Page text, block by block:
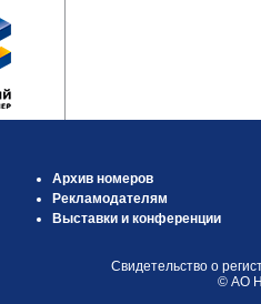
Архив номеров
Рекламодателям
Выставки и конференции
Свидетельство о
© АО